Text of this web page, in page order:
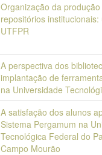
Organização da
repositórios
UTFPR
A perspectiva dos
implantação de
na Universidade
A satisfação dos alunos
Sistema Pergamum na
Tecnológica Federal do
Campo Mourão